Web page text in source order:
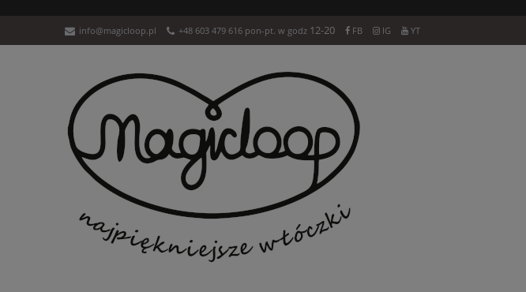
info@magicloop.pl +48 603 479 616 pon-pt. w godz 12-20 FB IG YT